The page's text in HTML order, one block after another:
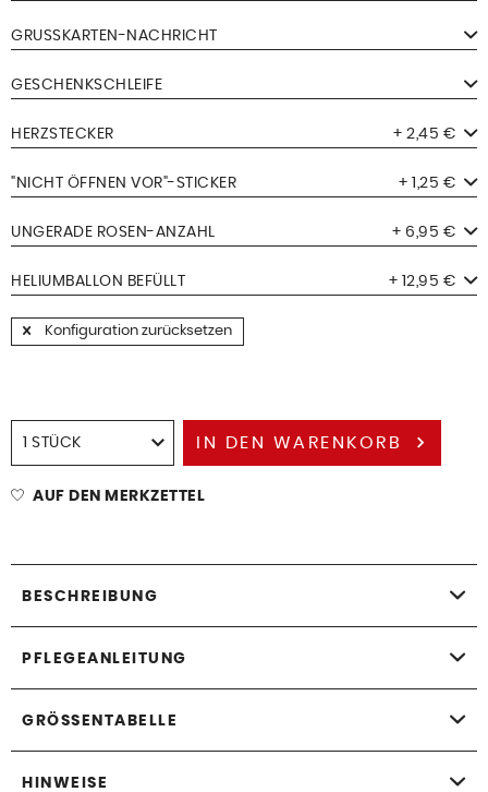
GRUSSKARTEN-NACHRICHT
GESCHENKSCHLEIFE
HERZSTECKER + 2,45 €
"NICHT ÖFFNEN VOR"-STICKER + 1,25 €
UNGERADE ROSEN-ANZAHL + 6,95 €
HELIUMBALLON BEFÜLLT + 12,95 €
Konfiguration zurücksetzen
IN DEN WARENKORB
AUF DEN MERKZETTEL
BESCHREIBUNG
PFLEGEANLEITUNG
GRÖSSENTABELLE
HINWEISE